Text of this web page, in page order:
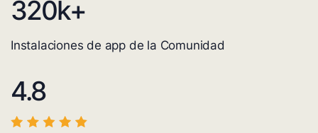
320k+
Instalaciones de app de la Comunidad
4.8